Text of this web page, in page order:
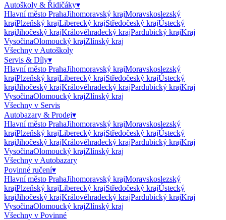
Autoškoly & Řidičáky▾
Hlavní město PrahaJihomoravský krajMoravskoslezský
krajPlzeňský krajLiberecký krajStředočeský krajÚstecký
krajJihočeský krajKrálovéhradecký krajPardubický krajKraj
VysočinaOlomoucký krajZlínský kraj
Všechny v Autoškoly
Servis & Díly▾
Hlavní město PrahaJihomoravský krajMoravskoslezský
krajPlzeňský krajLiberecký krajStředočeský krajÚstecký
krajJihočeský krajKrálovéhradecký krajPardubický krajKraj
VysočinaOlomoucký krajZlínský kraj
Všechny v Servis
Autobazary & Prodej▾
Hlavní město PrahaJihomoravský krajMoravskoslezský
krajPlzeňský krajLiberecký krajStředočeský krajÚstecký
krajJihočeský krajKrálovéhradecký krajPardubický krajKraj
VysočinaOlomoucký krajZlínský kraj
Všechny v Autobazary
Povinné ručení▾
Hlavní město PrahaJihomoravský krajMoravskoslezský
krajPlzeňský krajLiberecký krajStředočeský krajÚstecký
krajJihočeský krajKrálovéhradecký krajPardubický krajKraj
VysočinaOlomoucký krajZlínský kraj
Všechny v Povinné